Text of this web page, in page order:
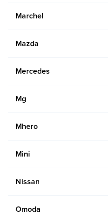
Marchel
Mazda
Mercedes
Mg
Mhero
Mini
Nissan
Omoda